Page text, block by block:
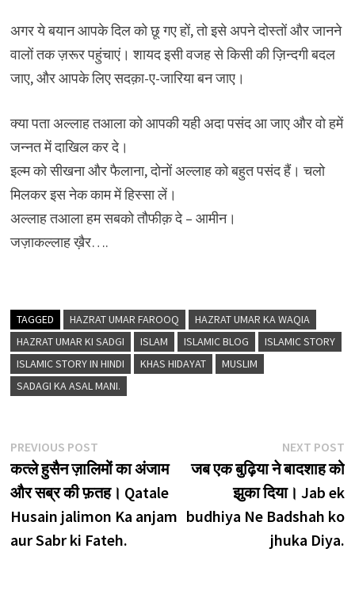
अगर ये बयान आपके दिल को छू गए हों, तो इसे अपने दोस्तों और जानने
वालों तक ज़रूर पहुंचाएं। शायद इसी वजह से किसी की ज़िन्दगी बदल
जाए, और आपके लिए सदक़ा-ए-जारिया बन जाए।
क्या पता अल्लाह तआला को आपकी यही अदा पसंद आ जाए और वो हमें
जन्नत में दाखिल कर दे।
इल्म को सीखना और फैलाना, दोनों अल्लाह को बहुत पसंद हैं। चलो
मिलकर इस नेक काम में हिस्सा लें।
अल्लाह तआला हम सबको तौफीक़ दे – आमीन।
जज़ाकल्लाह ख़ैर….
TAGGED HAZRAT UMAR FAROOQ
HAZRAT UMAR KA WAQIA
HAZRAT UMAR KI SADGI
ISLAM ISLAMIC BLOG
ISLAMIC STORY
ISLAMIC STORY IN HINDI
KHAS HIDAYAT
MUSLIM
SADAGI KA ASAL MANI.
Post
navigation
PREVIOUS POSTPrevious
post:
कत्ले हुसैन ज़ालिमों का अंजाम
और सब्र की फ़तह। Qatale
Husain jalimon Ka anjam
aur Sabr ki Fateh.
NEXT POST
जब एक बुढ़िया ने बादशाह को
झुका दिया। Jab ek
budhiya Ne Badshah ko
jhuka Diya.